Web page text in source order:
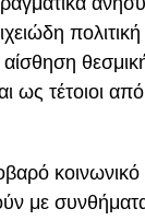
ως τέτοιοι
κοινωνικό
με